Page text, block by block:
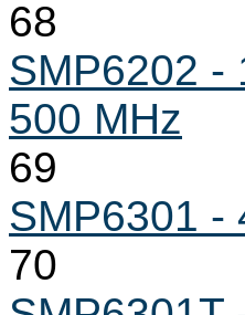
68
SMP6202 -
500 MHz
69
SMP6301 -
70